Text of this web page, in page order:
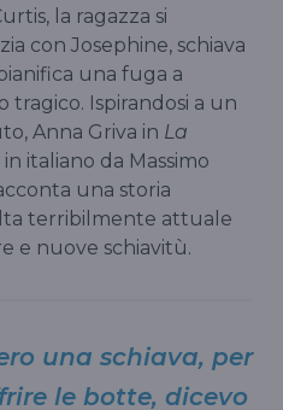
la ragazza si
con Josephine, schiava
una fuga a
tragico. Ispirandosi a un
Anna Griva in La
italiano da Massimo
una storia
terribilmente attuale
e nuove schiavitù.
una schiava, per
le botte, dicevo